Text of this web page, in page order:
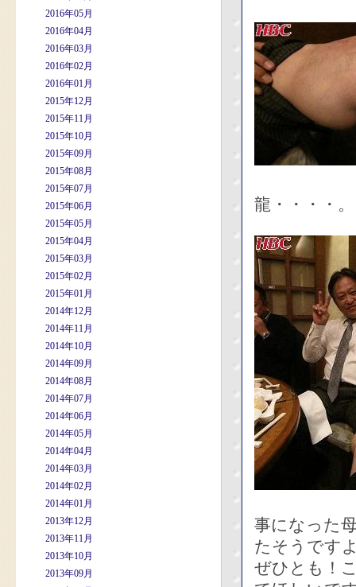
2016年05月
2016年04月
2016年03月
2016年02月
2016年01月
2015年12月
2015年11月
2015年10月
2015年09月
2015年08月
2015年07月
2015年06月
2015年05月
2015年04月
2015年03月
2015年02月
2015年01月
2014年12月
2014年11月
2014年10月
2014年09月
2014年08月
2014年07月
2014年06月
2014年05月
2014年04月
2014年03月
2014年02月
2014年01月
2013年12月
2013年11月
2013年10月
2013年09月
龍・・・・。
事になった
たそうです
ぜひとも！